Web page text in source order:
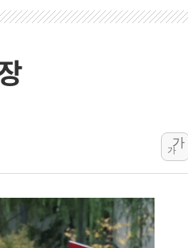
] 뉴욕 반도체주 프리뷰...美 고용 쇼
고용 2만3000명 감소 '쇼크'…9월
수니파 3개국, 공동방위협정 체결
장 전 특징주...아틀라시안·클라우
DPAA와 MOU… "6·25 미군 실종자
리 내려야"…파월 때와 달리 워시엔
광, 대한민국 다음 100년 밑거름…
시간 마라톤 부동산 2차 회의' 주재
가
가